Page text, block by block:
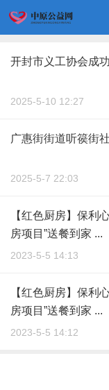
开封市义工协会成
2025-5-10 12:27
广惠街街道听篌街
2025-5-7 22:03
【红色厨房】保
房项目”送餐到家 ...
2023-5-5 14:13
【红色厨房】保
房项目”送餐到家 ...
2023-5-5 14:12